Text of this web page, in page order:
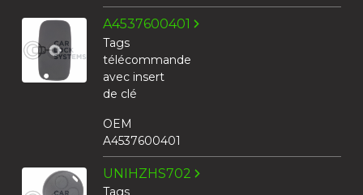
A4537600401
Tags
télécommande
avec insert
de clé
OEM
A4537600401
UNIHZHS702